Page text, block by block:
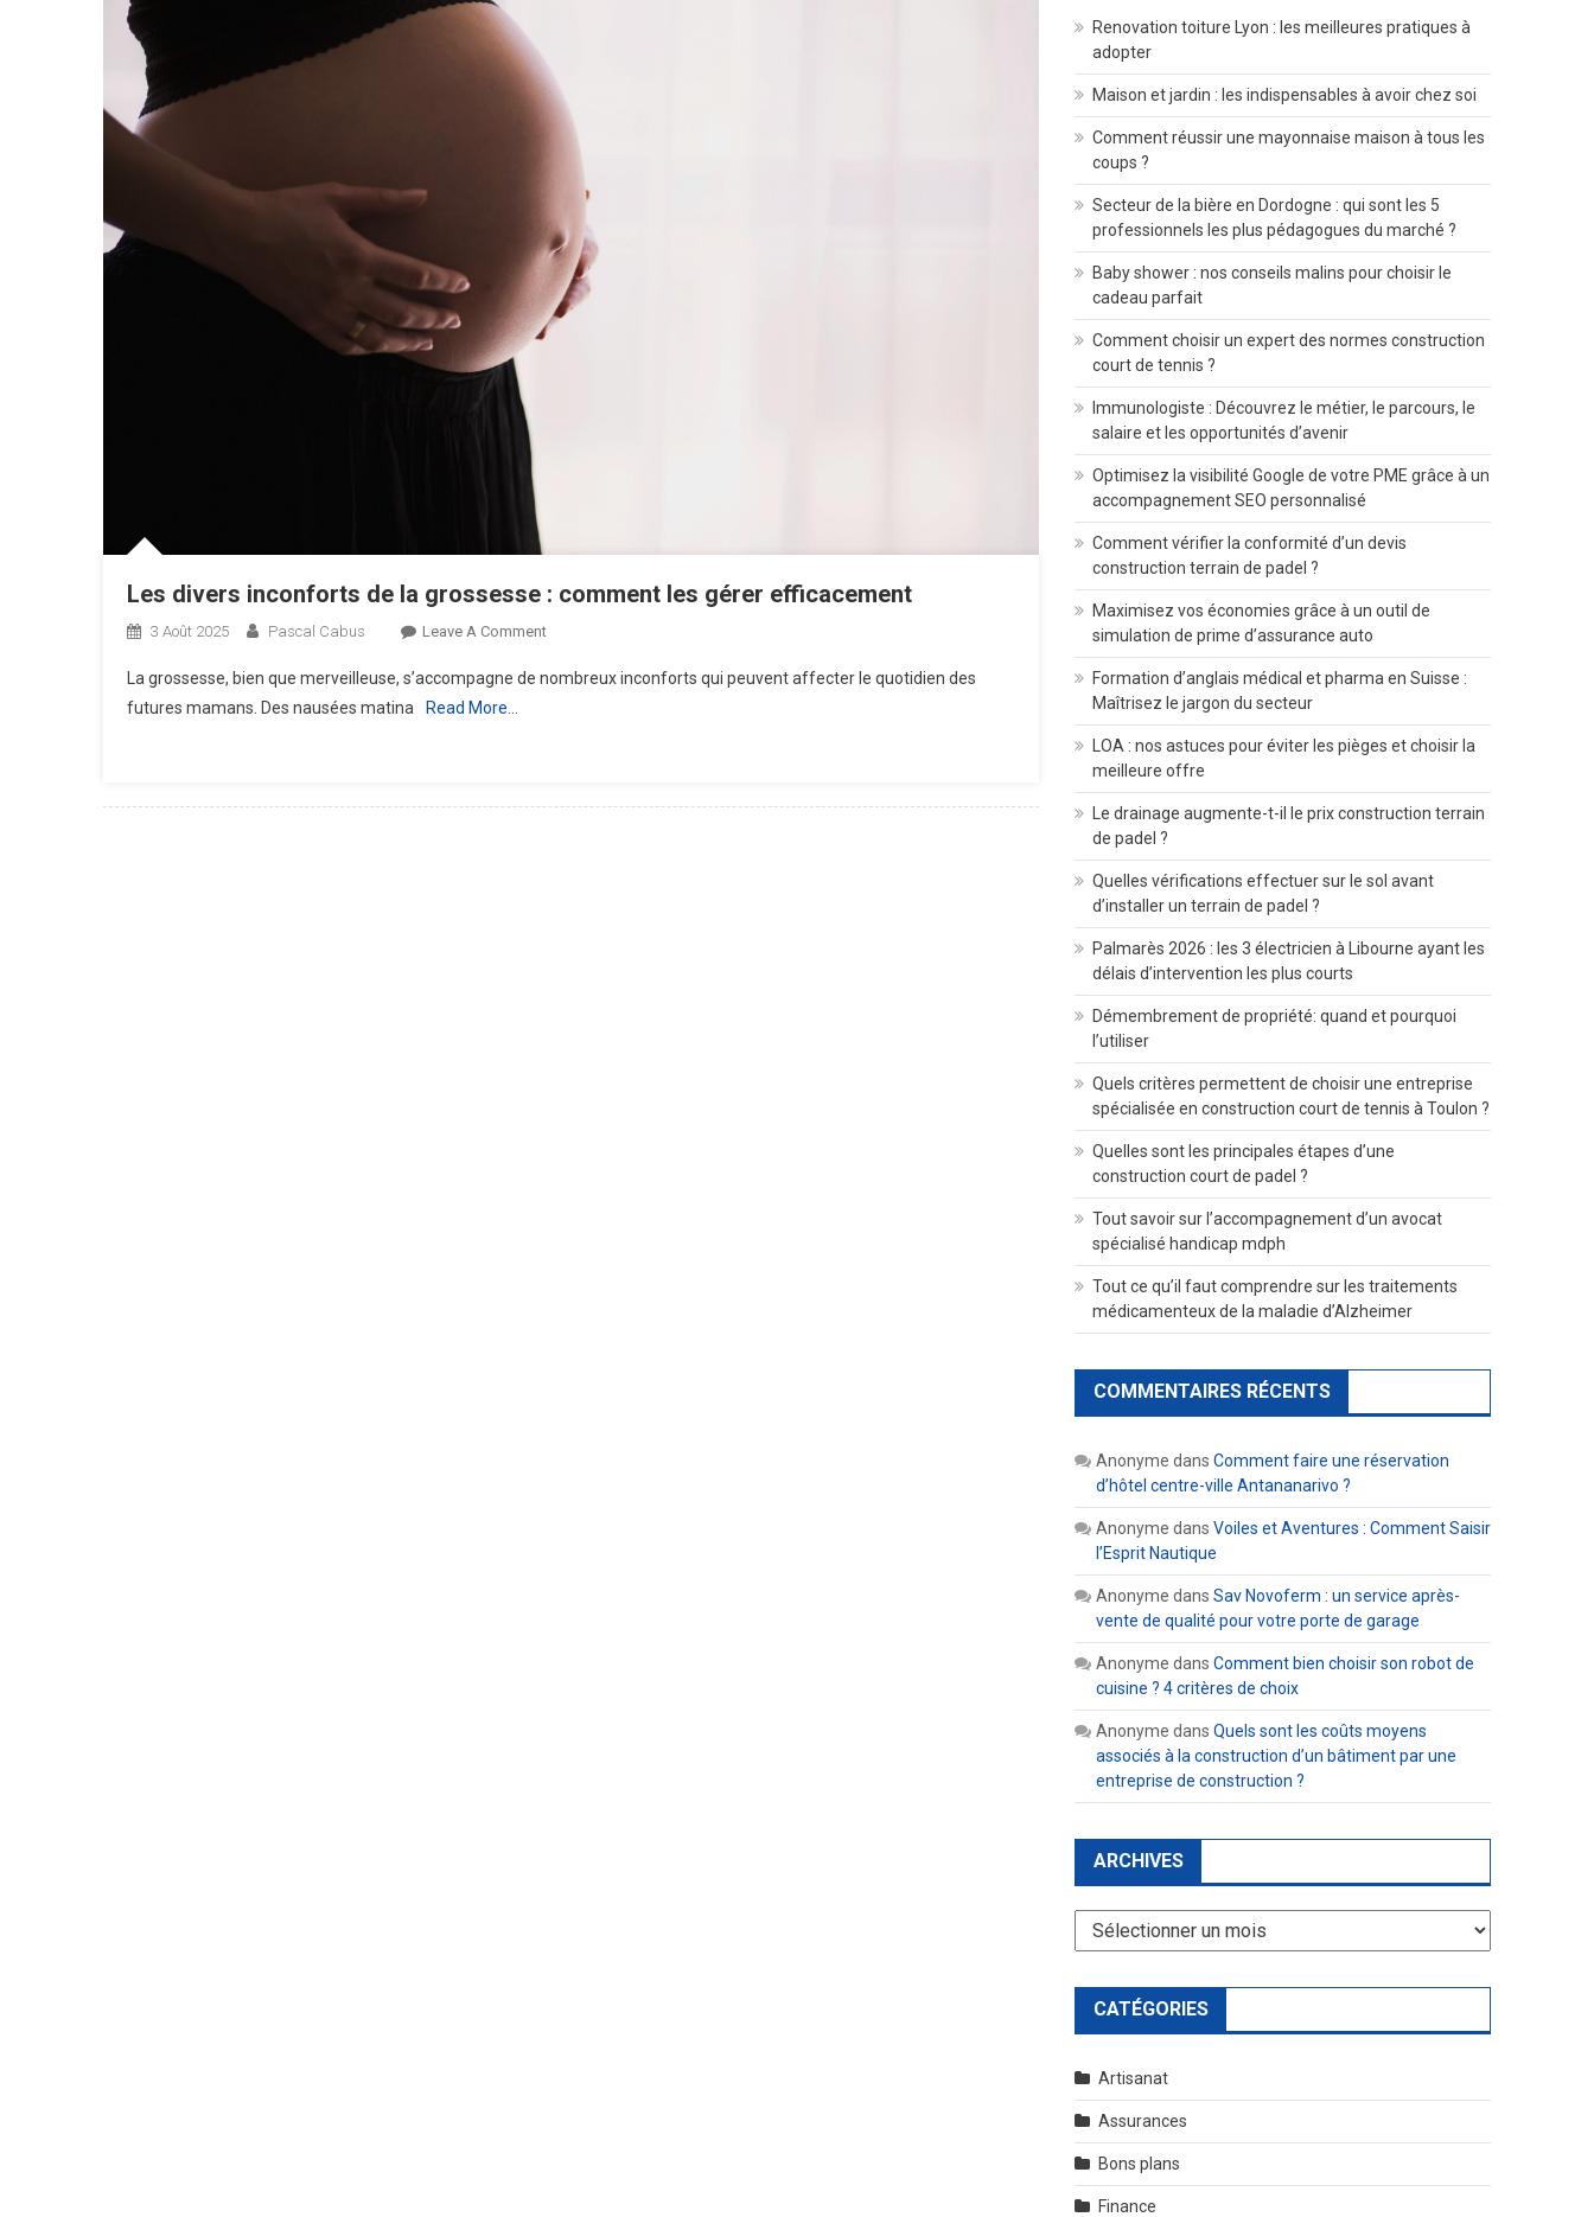
Les divers inconforts de la grossesse : comment les gérer efficacement
3 Août 2025 Pascal Cabus Leave A CommentOn
Divers
La grossesse, bien que merveilleuse, s’accompagne de nombreux inconforts qui peuvent affecter le quotidien des
futures mamans. Des nausées matina
Read More…
Renovation toiture Lyon : les meilleures pratiques à
adopter
Maison et jardin : les indispensables à avoir chez soi
Comment réussir une mayonnaise maison à tous les
coups ?
Secteur de la bière en Dordogne : qui sont les 5
professionnels les plus pédagogues du marché ?
Baby shower : nos conseils malins pour choisir le
cadeau parfait
Comment choisir un expert des normes construction
court de tennis ?
Immunologiste : Découvrez le métier, le parcours, le
salaire et les opportunités d’avenir
Optimisez la visibilité Google de votre PME grâce à un
accompagnement SEO personnalisé
Comment vérifier la conformité d’un devis
construction terrain de padel ?
Maximisez vos économies grâce à un outil de
simulation de prime d’assurance auto
Formation d’anglais médical et pharma en Suisse :
Maîtrisez le jargon du secteur
LOA : nos astuces pour éviter les pièges et choisir la
meilleure offre
Le drainage augmente-t-il le prix construction terrain
de padel ?
Quelles vérifications effectuer sur le sol avant
d’installer un terrain de padel ?
Palmarès 2026 : les 3 électricien à Libourne ayant les
délais d’intervention les plus courts
Démembrement de propriété: quand et pourquoi
l’utiliser
Quels critères permettent de choisir une entreprise
spécialisée en construction court de tennis à Toulon ?
Quelles sont les principales étapes d’une
construction court de padel ?
Tout savoir sur l’accompagnement d’un avocat
spécialisé handicap mdph
Tout ce qu’il faut comprendre sur les traitements
médicamenteux de la maladie d’Alzheimer
COMMENTAIRES RÉCENTS
Anonyme dans Comment faire une réservation
d’hôtel centre-ville Antananarivo ?
Anonyme dans Voiles et Aventures : Comment Saisir
l’Esprit Nautique
Anonyme dans Sav Novoferm : un service après-
vente de qualité pour votre porte de garage
Anonyme dans Comment bien choisir son robot de
cuisine ? 4 critères de choix
Anonyme dans Quels sont les coûts moyens
associés à la construction d’un bâtiment par une
entreprise de construction ?
ARCHIVES
Archives
CATÉGORIES
Artisanat
Assurances
Bons plans
Finance